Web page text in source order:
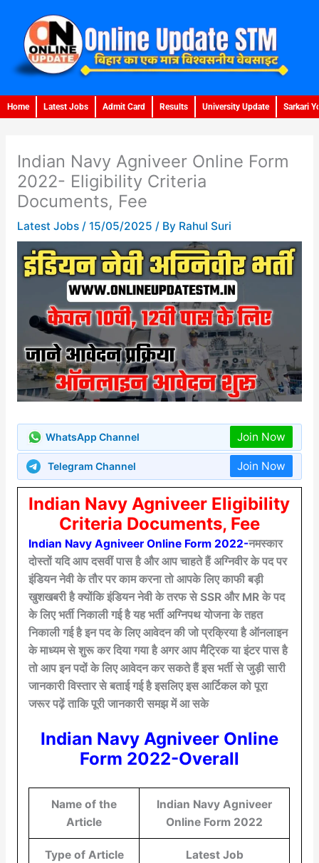
content
Home Latest Jobs Admit Card Results University Update Sarkari
Indian Navy Agniveer Online Form
2022- Eligibility Criteria
Documents, Fee
Latest Jobs/ 15/05/2025 / By Rahul Suri
WhatsApp Channel Join Now
Telegram Channel Join Now
Indian Navy Agniveer Eligibility
Criteria Documents, Fee
Indian Navy Agniveer Online Form 2022-नमस्कार
दोस्तों यदि आप दसवीं पास है और आप चाहते हैं अग्निवीर के पद पर
इंडियन नेवी के तौर पर काम करना तो आपके लिए काफी बड़ी
खुशखबरी है क्योंकि इंडियन नेवी के तरफ से SSR और MR के पद
के लिए भर्ती निकाली गई है यह भर्ती अग्निपथ योजना के तहत
निकाली गई है इन पद के लिए आवेदन की जो प्रक्रिया है ऑनलाइन
के माध्यम से शुरू कर दिया गया है अगर आप मैट्रिक या इंटर पास है
तो आप इन पदों के लिए आवेदन कर सकते हैं इस भर्ती से जुड़ी सारी
जानकारी विस्तार से बताई गई है इसलिए इस आर्टिकल को पूरा
जरूर पढ़ें ताकि पूरी जानकारी समझ में आ सके
Indian Navy Agniveer Online
Form 2022-Overall
Name of the
Article
Indian Navy Agniveer
Online Form 2022
Type of Article Latest Job